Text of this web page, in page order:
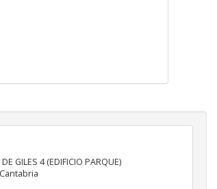
GILES 4 (EDIFICIO PARQUE)
Cantabria